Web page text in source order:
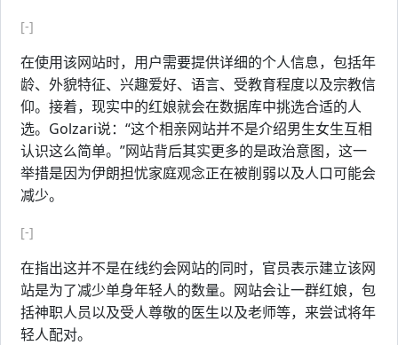
[-]
在使用该网站时，用户需要提供详细的个人信息，包括年
龄、外貌特征、兴趣爱好、语言、受教育程度以及宗教信
仰。接着，现实中的红娘就会在数据库中挑选合适的人
选。Golzari说：“这个相亲网站并不是介绍男生女生互相
认识这么简单。”网站背后其实更多的是政治意图，这一
举措是因为伊朗担忧家庭观念正在被削弱以及人口可能会
减少。
[-]
在指出这并不是在线约会网站的同时，官员表示建立该网
站是为了减少单身年轻人的数量。网站会让一群红娘，包
括神职人员以及受人尊敬的医生以及老师等，来尝试将年
轻人配对。